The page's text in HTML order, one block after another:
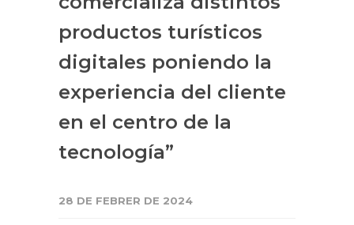
productos turísticos
digitales poniendo la
experiencia del cliente
en el centro de la
tecnología”
28 DE FEBRER DE 2024